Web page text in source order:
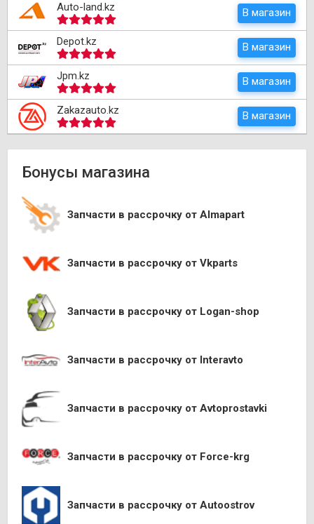
Auto-land.kz В магазин
Depot.kz В магазин
Jpm.kz В магазин
Zakazauto.kz В магазин
Бонусы магазина
Запчасти в рассрочку от Almapart
Запчасти в рассрочку от Vkparts
Запчасти в рассрочку от Logan-shop
Запчасти в рассрочку от Interavto
Запчасти в рассрочку от Avtoprostavki
Запчасти в рассрочку от Force-krg
Запчасти в рассрочку от Autoostrov